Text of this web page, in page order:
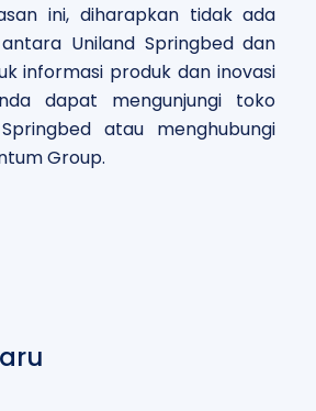
ini, diharapkan tidak ada
Uniland Springbed dan
informasi produk dan inovasi
dapat mengunjungi toko
atau menghubungi
Group.